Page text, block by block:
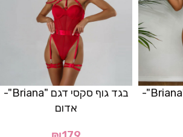
בגד גוף סקסי דגם "Briana"-
בגד גוף סקסי דגם "Briana"-
אדום